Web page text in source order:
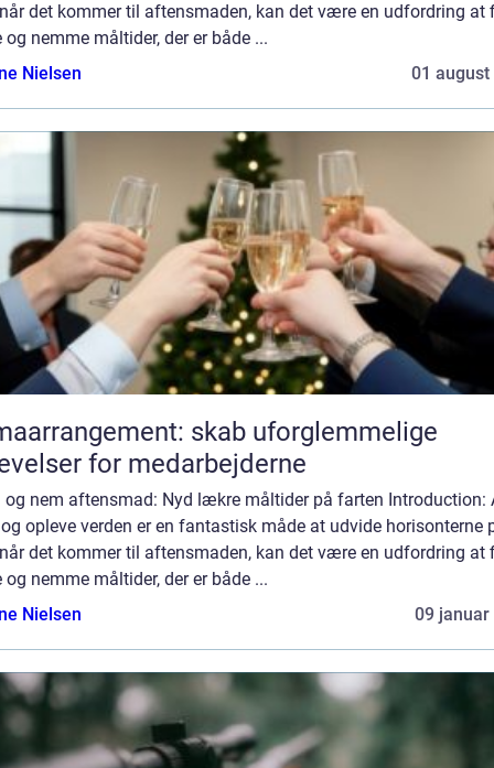
det kommer til aftensmaden, kan det være en udfordring at
og nemme måltider, der er både ...
Nielsen
01 august
skab uforglemmelige
for medarbejderne
og nem aftensmad: Nyd lækre måltider på farten Introduction:
opleve verden er en fantastisk måde at udvide horisonterne
det kommer til aftensmaden, kan det være en udfordring at
og nemme måltider, der er både ...
Nielsen
09 januar